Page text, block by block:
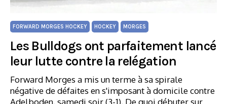
FORWARD MORGES HOCKEY HOCKEY MORGES
Les Bulldogs ont parfaitement lancé
leur lutte contre la relégation
Forward Morges a mis un terme à sa spirale
négative de défaites en s'imposant à domicile contre
Adelboden, samedi soir (3-1). De quoi débuter sur